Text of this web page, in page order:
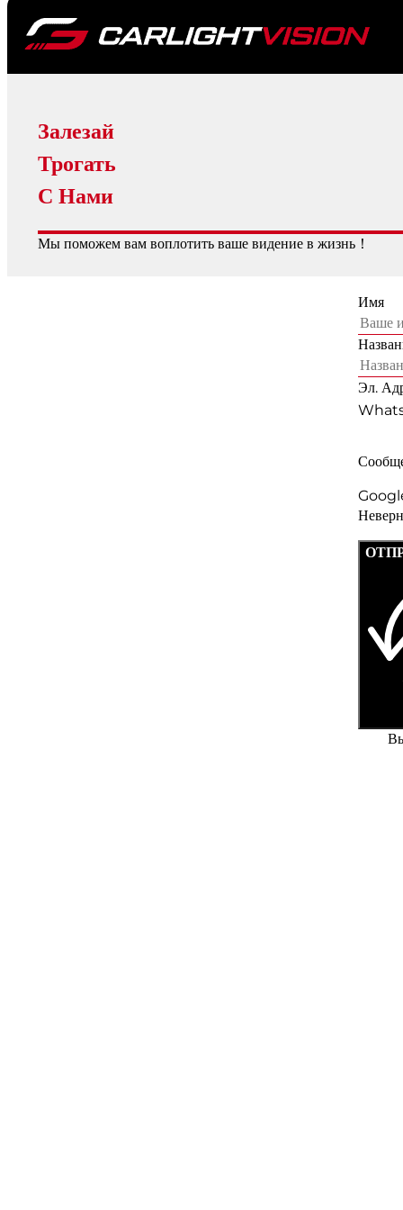
Залезай
Трогать
С Нами
Мы поможем вам воплотить ваше видение в жизнь！
Имя
Эл.